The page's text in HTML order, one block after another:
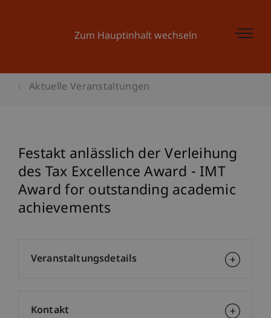
Zum Hauptinhalt wechseln
Aktuelle Veranstaltungen
Festakt anlässlich der Verleihung
des Tax Excellence Award - IMT
Award for outstanding academic
achievements
Veranstaltungsdetails
Kontakt